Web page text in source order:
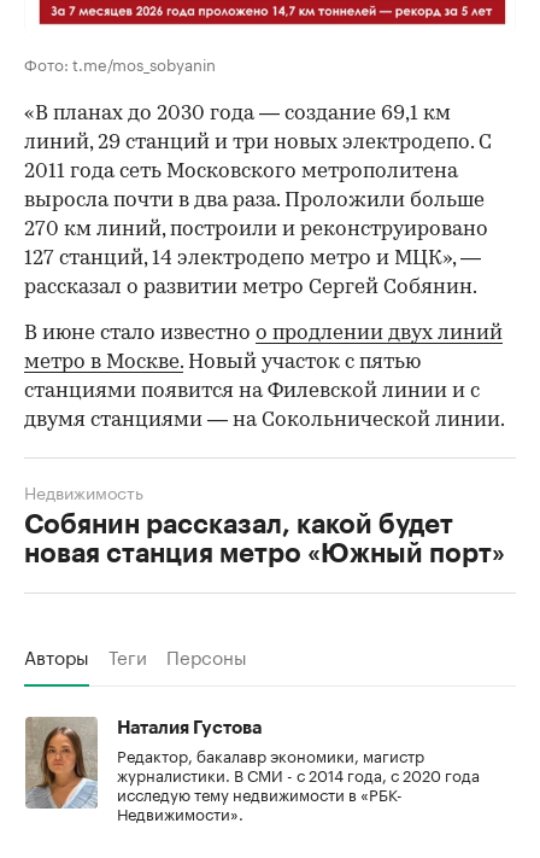
Фото: t.me/mos_sobyanin
«В планах до 2030 года — создание 69,1 км
линий, 29 станций и три новых электродепо. С
2011 года сеть Московского метрополитена
выросла почти в два раза. Проложили больше
270 км линий, построили и реконструировано
127 станций, 14 электродепо метро и МЦК», —
рассказал о развитии метро Сергей Собянин.
В июне стало известно о продлении двух линий
метро в Москве. Новый участок с пятью
станциями появится на Филевской линии и с
двумя станциями — на Сокольнической линии.
Собянин рассказал, какой будет
новая станция метро «Южный порт»
Недвижимость
Авторы Теги Персоны
Наталия Густова
Редактор, бакалавр экономики, магистр
журналистики. В СМИ - с 2014 года, с 2020 года
исследую тему недвижимости в «РБК-
Недвижимости».